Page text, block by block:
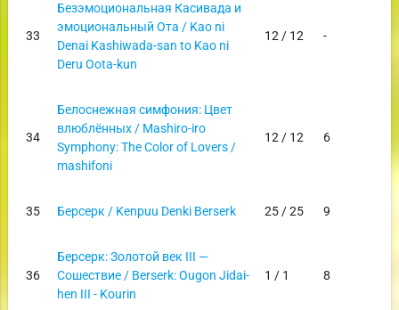
33
Безэмоциональная Касивада и
эмоциональный Ота / Kao ni
Denai Kashiwada-san to Kao ni
Deru Oota-kun
12 / 12 -
34
Белоснежная симфония: Цвет
влюблённых / Mashiro-iro
Symphony: The Color of Lovers /
mashifoni
12 / 12 6
35 Берсерк / Kenpuu Denki Berserk 25 / 25 9
36
Берсерк: Золотой век III —
Сошествие / Berserk: Ougon Jidai-
hen III - Kourin
1 / 1 8